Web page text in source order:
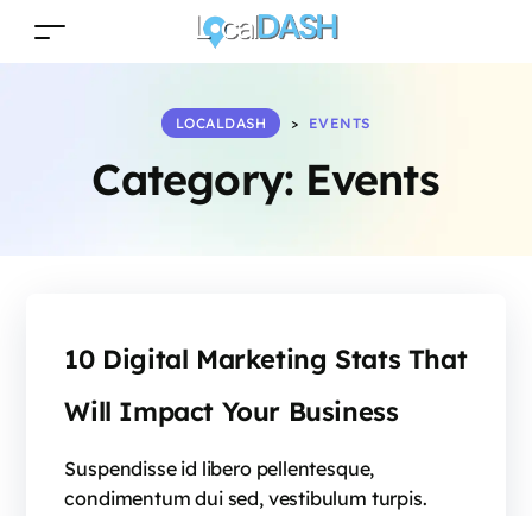
Category: Events
LOCALDASH > EVENTS
10 Digital Marketing Stats That
Will Impact Your Business
Suspendisse id libero pellentesque,
condimentum dui sed, vestibulum turpis.